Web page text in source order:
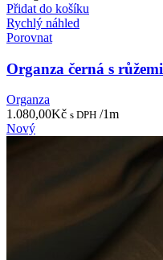
Přidat do košíku
Rychlý náhled
Porovnat
Organza černá s růžemi
Organza
1.080,00Kč s DPH /1m
Nový